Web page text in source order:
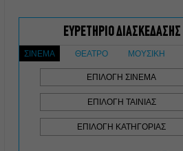
τηλεοπτική
σειρά φαινόμενο
Σωτήρη Τσαφούλια
Ρωγμές: Η σόλο
χοροθεατρική